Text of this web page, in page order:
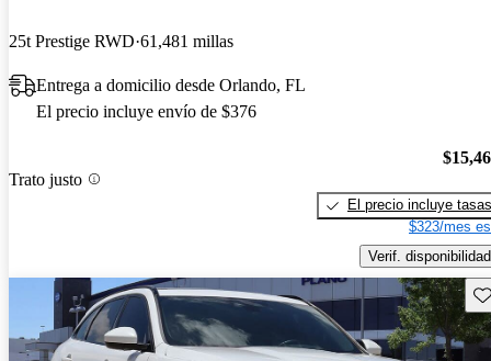
25t Prestige RWD 61,481 millas
Entrega a domicilio desde Orlando, FL
El precio incluye envío de $376
Trato justo
El precio incluye tasas
$323/mes
Verif. disponibilidad